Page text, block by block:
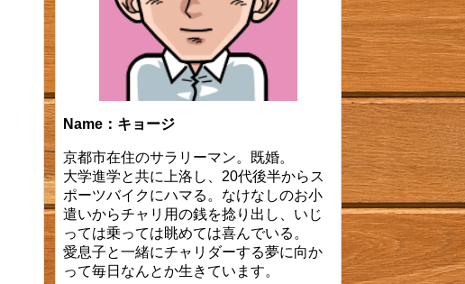
Name：キョージ
京都市在住のサラリーマン。既婚。
大学進学と共に上洛し、20代後半からス
ポーツバイクにハマる。なけなしのお小
遣いからチャリ用の銭を捻り出し、いじ
っては乗っては眺めては喜んでいる。
愛息子と一緒にチャリダーする夢に向か
って毎日なんとか生きています。